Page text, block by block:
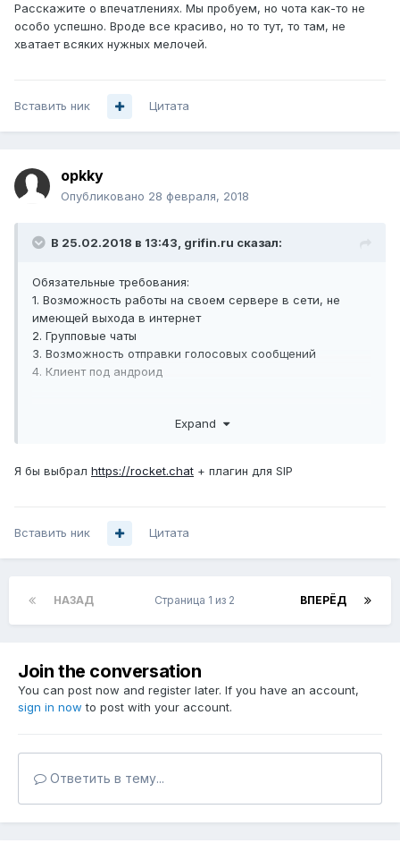
Расскажите о впечатлениях. Мы пробуем, но чота как-то не
особо успешно. Вроде все красиво, но то тут, то там, не
хватает всяких нужных мелочей.
Вставить ник Цитата
opkky
Опубликовано 28 февраля, 2018
В 25.02.2018 в 13:43, grifin.ru сказал:
Обязательные требования:
1. Возможность работы на своем сервере в сети, не
имеющей выхода в интернет
2. Групповые чаты
3. Возможность отправки голосовых сообщений
4. Клиент под андроид
5. Голосовые звонки друг-другу
8. Интеграция с SIP для возможностей осуществлять
Expand
Я бы выбрал https://rocket.chat + плагин для SIP
Вставить ник Цитата
НАЗАД ВПЕРЁД
Страница 1 из 2
Join the conversation
You can post now and register later. If you have an account,
sign in now to post with your account.
Ответить в тему...